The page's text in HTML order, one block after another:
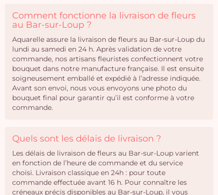
Comment fonctionne la livraison de fleurs
au Bar-sur-Loup ?
Aquarelle assure la livraison de fleurs au Bar-sur-Loup du
lundi au samedi en 24 h. Après validation de votre
commande, nos artisans fleuristes confectionnent votre
bouquet dans notre manufacture française. Il est ensuite
soigneusement emballé et expédié à l’adresse indiquée.
Avant son envoi, nous vous envoyons une photo du
bouquet final pour garantir qu’il est conforme à votre
commande.
Quels sont les délais de livraison ?
Les délais de livraison de fleurs au Bar-sur-Loup varient
en fonction de l’heure de commande et du service
choisi. Livraison classique en 24h : pour toute
commande effectuée avant 16 h. Pour connaître les
créneaux précis disponibles au Bar-sur-Loup, il vous